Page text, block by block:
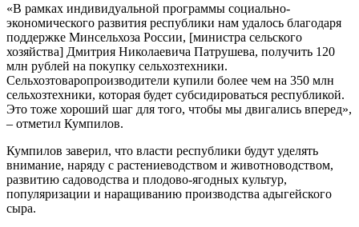
«В рамках индивидуальной программы социально-
экономического развития республики нам удалось благодаря
поддержке Минсельхоза России, [министра сельского
хозяйства] Дмитрия Николаевича Патрушева, получить 120
млн рублей на покупку сельхозтехники.
Сельхозтоваропроизводители купили более чем на 350 млн
сельхозтехники, которая будет субсидироваться республикой.
Это тоже хороший шаг для того, чтобы мы двигались вперед»,
– отметил Кумпилов.
Кумпилов заверил, что власти республики будут уделять
внимание, наряду с растениеводством и животноводством,
развитию садоводства и плодово-ягодных культур,
популяризации и наращиванию производства адыгейского
сыра.